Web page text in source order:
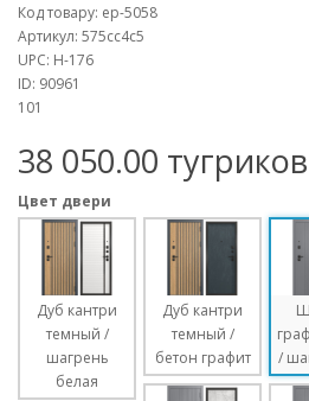
Код товару: ep-5058
Артикул: 575cc4c5
UPC: Н-176
ID: 90961
101
38 050.00 тугриков
Цвет двери
Дуб кантри
темный /
шагрень
белая
Дуб кантри
темный /
бетон графит
/